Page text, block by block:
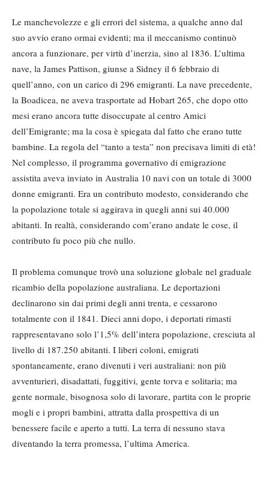
Le manchevolezze e gli errori del sistema, a qualche anno dal
suo avvio erano ormai evidenti; ma il meccanismo continuò
ancora a funzionare, per virtù d’inerzia, sino al 1836. L’ultima
nave, la James Pattison, giunse a Sidney il 6 febbraio di
quell’anno, con un carico di 296 emigranti. La nave precedente,
la Boadicea, ne aveva trasportate ad Hobart 265, che dopo otto
mesi erano ancora tutte disoccupate al centro Amici
dell’Emigrante; ma la cosa è spiegata dal fatto che erano tutte
bambine. La regola del “tanto a testa” non precisava limiti di età!
Nel complesso, il programma governativo di emigrazione
assistita aveva inviato in Australia 10 navi con un totale di 3000
donne emigranti. Era un contributo modesto, considerando che
la popolazione totale si aggirava in quegli anni sui 40.000
abitanti. In realtà, considerando com’erano andate le cose, il
contributo fu poco più che nullo.
Il problema comunque trovò una soluzione globale nel graduale
ricambio della popolazione australiana. Le deportazioni
declinarono sin dai primi degli anni trenta, e cessarono
totalmente con il 1841. Dieci anni dopo, i deportati rimasti
rappresentavano solo l’1,5% dell’intera popolazione, cresciuta al
livello di 187.250 abitanti. I liberi coloni, emigrati
spontaneamente, erano divenuti i veri australiani: non più
avventurieri, disadattati, fuggitivi, gente torva e solitaria; ma
gente normale, bisognosa solo di lavorare, partita con le proprie
mogli e i propri bambini, attratta dalla prospettiva di un
benessere facile e aperto a tutti. La terra di nessuno stava
diventando la terra promessa, l’ultima America.